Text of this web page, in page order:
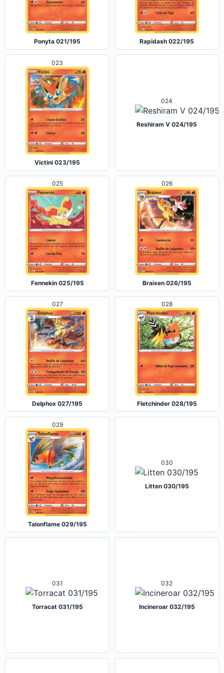
Ponyta 021/195 Rapidash 022/195
023
Victini 023/195
024
Reshiram V 024/195
025
Fennekin 025/195
026
Braixen 026/195
027
Delphox 027/195
028
Fletchinder 028/195
029
Talonflame 029/195
030
Litten 030/195
031
Torracat 031/195
032
Incineroar 032/195